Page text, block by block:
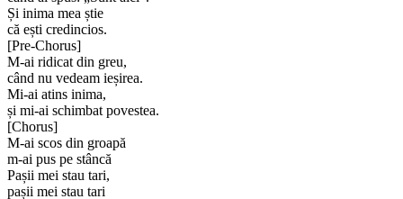
Și inima mea știe
că ești credincios.
[Pre-Chorus]
M-ai ridicat din greu,
când nu vedeam ieșirea.
Mi-ai atins inima,
și mi-ai schimbat povestea.
[Chorus]
M-ai scos din groapă
m-ai pus pe stâncă
Pașii mei stau tari,
pașii mei stau tari